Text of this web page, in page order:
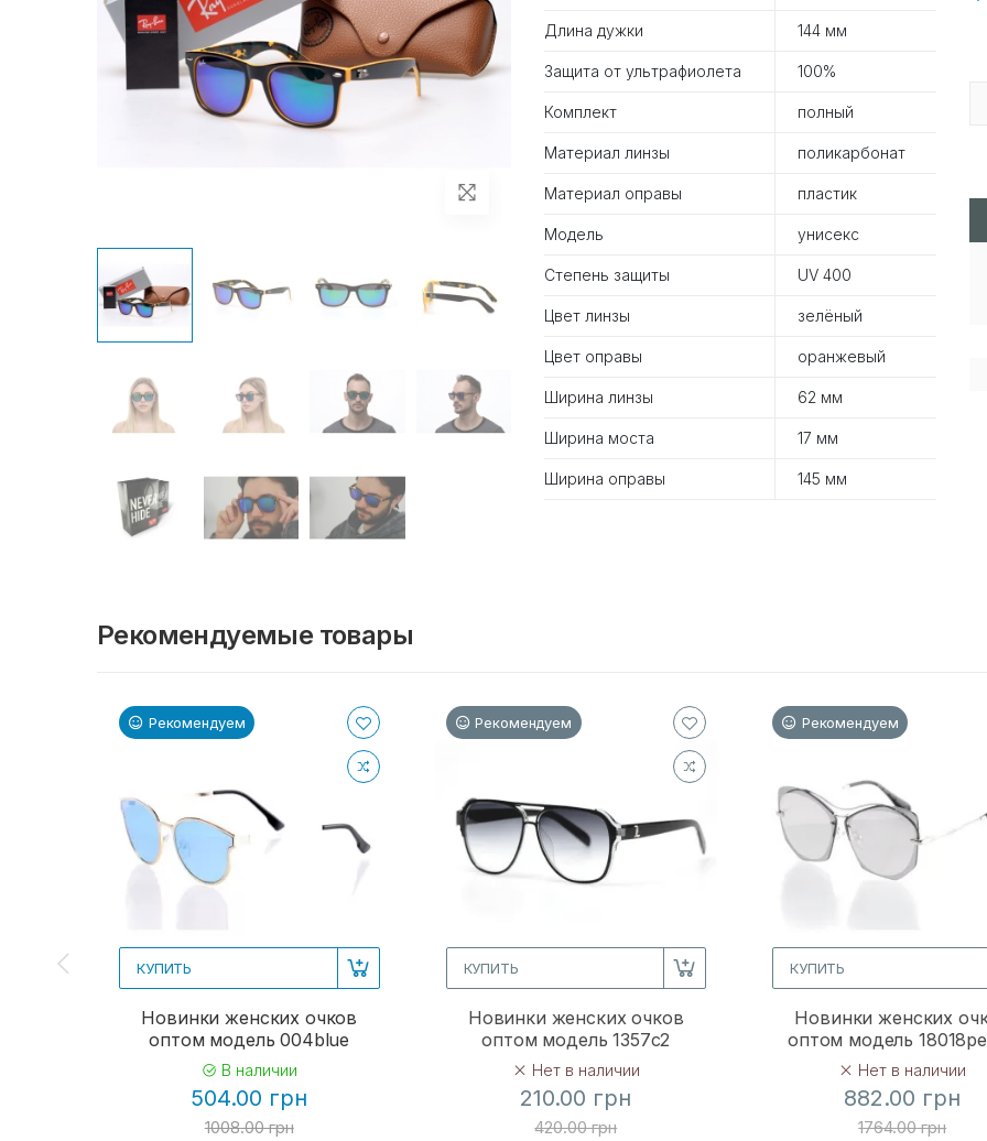
Длина дужки 144 мм
Защита от ультрафиолета 100%
Комплект полный
Материал линзы поликарбонат
Материал оправы пластик
Модель унисекс
Степень защиты UV 400
Цвет линзы зелёный
Цвет оправы оранжевый
Ширина линзы 62 мм
Ширина моста 17 мм
Ширина оправы 145 мм
Рекомендуемые товары
Рекомендуем
КУПИТЬ
Новинки женских очков
оптом модель 004blue
В наличии
504.00 грн
1008.00 грн
Рекомендуем
КУПИТЬ
Новинки женских очков
оптом модель 1357c2
Нет в наличии
210.00 грн
420.00 грн
Рекомендуем
КУПИТЬ
Новинки женских
оптом модель
Нет в наличии
882.00 грн
1764.00 грн